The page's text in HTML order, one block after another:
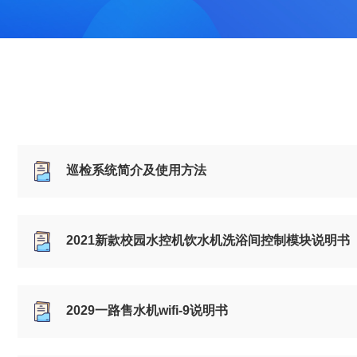
巡检系统简介及使用方法
2021新款校园水控机饮水机洗浴间控制模块说明书
2029一路售水机wifi-9说明书